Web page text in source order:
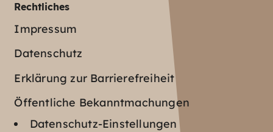
Rechtliches
Impressum
Datenschutz
Erklärung zur Barrierefreiheit
Öffentliche Bekanntmachungen
Datenschutz-Einstellungen